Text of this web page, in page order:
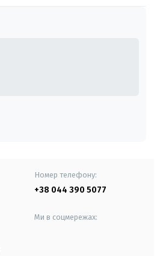
Номер телефону:
+38 044 390 5077
Ми в соцмережах: